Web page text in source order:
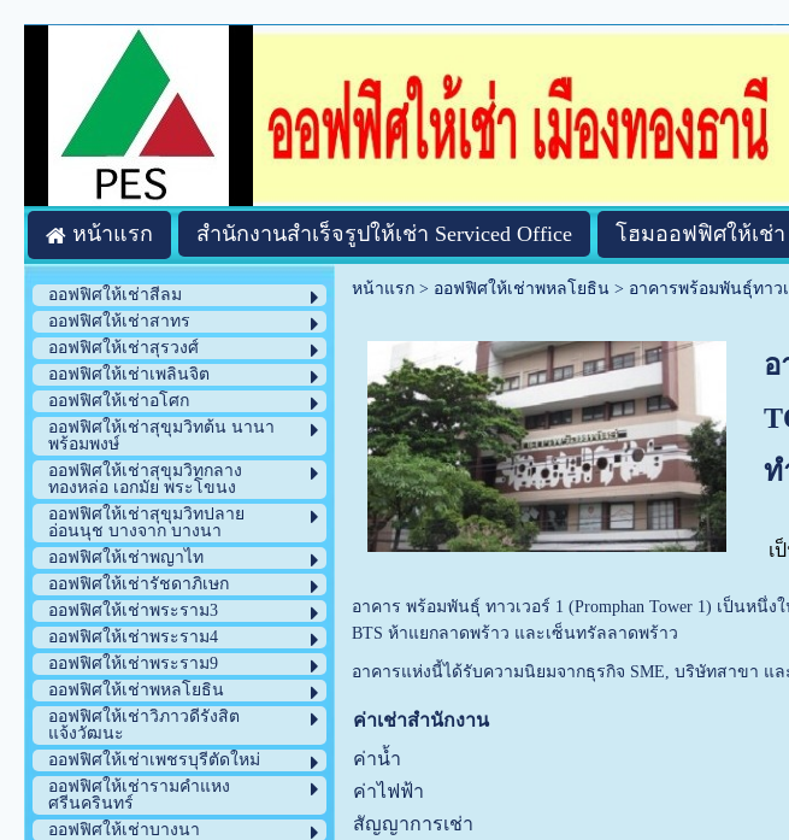
หน้าแรก สำนักงานสำเร็จรูปให้เช่า Serviced Office โฮมออฟฟิศให้เช่า
ออฟฟิศให้เช่าสีลม
ออฟฟิศให้เช่าสาทร
ออฟฟิศให้เช่าสุรวงศ์
ออฟฟิศให้เช่าเพลินจิต
ออฟฟิศให้เช่าอโศก
ออฟฟิศให้เช่าสุขุมวิทต้น นานา
พร้อมพงษ์
ออฟฟิศให้เช่าสุขุมวิทกลาง
ทองหล่อ เอกมัย พระโขนง
ออฟฟิศให้เช่าสุขุมวิทปลาย
อ่อนนุช บางจาก บางนา
ออฟฟิศให้เช่าพญาไท
ออฟฟิศให้เช่ารัชดาภิเษก
ออฟฟิศให้เช่าพระราม3
ออฟฟิศให้เช่าพระราม4
ออฟฟิศให้เช่าพระราม9
ออฟฟิศให้เช่าพหลโยธิน
ออฟฟิศให้เช่าวิภาวดีรังสิต
แจ้งวัฒนะ
ออฟฟิศให้เช่าเพชรบุรีตัดใหม่
ออฟฟิศให้เช่ารามคำแหง
ศรีนครินทร์
ออฟฟิศให้เช่าบางนา
หน้าแรก> ออฟฟิศให้เช่าพหลโยธิน> อาคารพร้อมพันธ์ุทาวเ
อ
ท
เ
อาคาร พร้อมพันธ์ุ ทาวเวอร์ 1 (Promphan Tower 1) เป็นห
BTS ห้าแยกลาดพร้าว และเซ็นทรัลลาดพร้าว
อาคารแห่งนี้ได้รับความนิยมจากธุรกิจ SME, บริษัทสาขา แ
ค่าเช่าสำนักงาน
ค่าน้ำ
ค่าไฟฟ้า
สัญญาการเช่า